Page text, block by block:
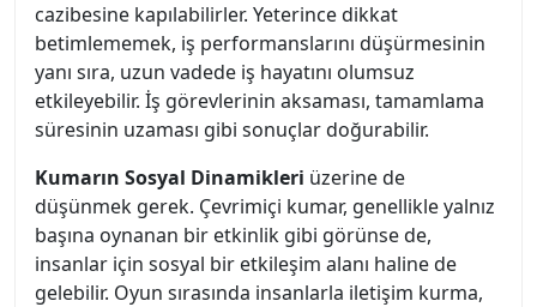
cazibesine kapılabilirler. Yeterince dikkat
betimlememek, iş performanslarını düşürmesinin
yanı sıra, uzun vadede iş hayatını olumsuz
etkileyebilir. İş görevlerinin aksaması, tamamlama
süresinin uzaması gibi sonuçlar doğurabilir.
Kumarın Sosyal Dinamikleri üzerine de
düşünmek gerek. Çevrimiçi kumar, genellikle yalnız
başına oynanan bir etkinlik gibi görünse de,
insanlar için sosyal bir etkileşim alanı haline de
gelebilir. Oyun sırasında insanlarla iletişim kurma,